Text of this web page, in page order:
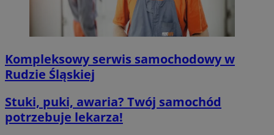
Kompleksowy serwis samochodowy w
Rudzie Śląskiej
Stuki, puki, awaria? Twój samochód
potrzebuje lekarza!